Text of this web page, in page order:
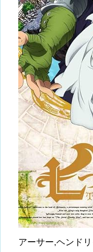
アーサー,ヘンド